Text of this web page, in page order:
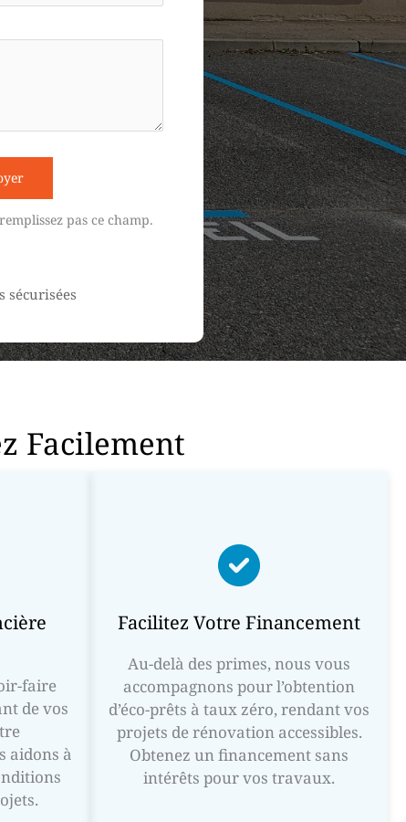
pas ce champ.
sécurisées
Facilement
faire
de vos
aidons à
Facilitez Votre Financement
Au-delà des primes, nous vous
accompagnons pour l’obtention
d’éco-prêts à taux zéro, rendant vos
projets de rénovation accessibles.
Obtenez un financement sans
intérêts pour vos travaux.